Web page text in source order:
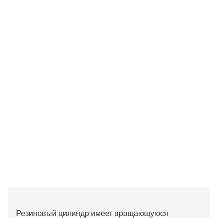
Резиновый цилиндр имеет вращающуюся